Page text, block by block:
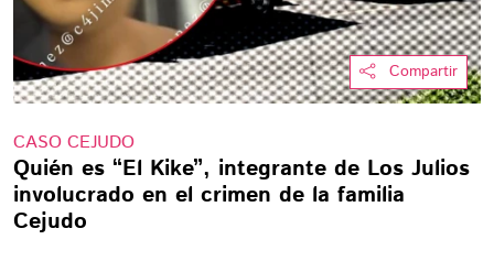
Compartir
CASO CEJUDO
Quién es “El Kike”, integrante de Los Julios
involucrado en el crimen de la familia
Cejudo